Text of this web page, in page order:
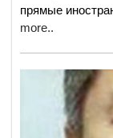
прямые
more..